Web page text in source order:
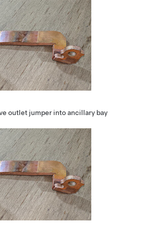
outlet jumper into ancillary bay